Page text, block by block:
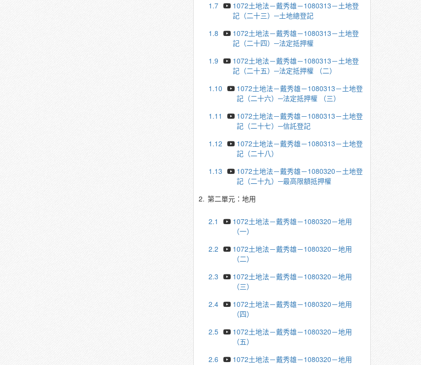
1.7
1072土地法－戴秀雄－1080313－土地登
記（二十三）─土地總登記
1.8
1072土地法－戴秀雄－1080313－土地登
記（二十四）─法定抵押權
1.9
1072土地法－戴秀雄－1080313－土地登
記（二十五）─法定抵押權 （二）
1.10
1072土地法－戴秀雄－1080313－土地登
記（二十六）─法定抵押權 （三）
1.11
1072土地法－戴秀雄－1080313－土地登
記（二十七）─信託登記
1.12
1072土地法－戴秀雄－1080313－土地登
記（二十八）
1.13
1072土地法－戴秀雄－1080320－土地登
記（二十九）─最高限額抵押權
2. 第二單元：地用
2.1
1072土地法－戴秀雄－1080320－地用
（一）
2.2
1072土地法－戴秀雄－1080320－地用
（二）
2.3
1072土地法－戴秀雄－1080320－地用
（三）
2.4
1072土地法－戴秀雄－1080320－地用
（四）
2.5
1072土地法－戴秀雄－1080320－地用
（五）
2.6
1072土地法－戴秀雄－1080320－地用